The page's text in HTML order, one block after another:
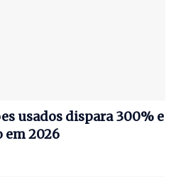
usados dispara 300% e
2026